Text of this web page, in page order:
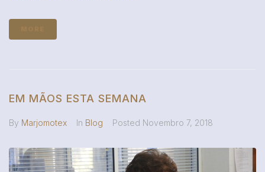
EM MÃOS ESTA SEMANA
By Marjomotex In Blog Posted Novembro 7, 2018